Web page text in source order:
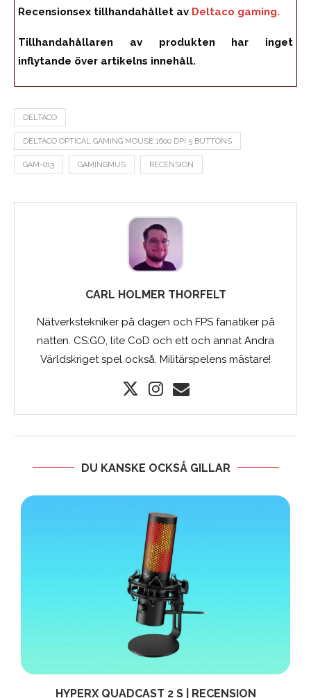
Recensionsex tillhandahållet av Deltaco gaming.
Tillhandahållaren av produkten har inget
inflytande över artikelns innehåll.
DELTACO
DELTACO OPTICAL GAMING MOUSE 1600 DPI 5 BUTTONS
GAM-013 GAMINGMUS RECENSION
CARL HOLMER THORFELT
Nätverkstekniker på dagen och FPS fanatiker på
natten. CS:GO, lite CoD och ett och annat Andra
Världskriget spel också. Militärspelens mästare!
DU KANSKE OCKSÅ GILLAR
HYPERX QUADCAST 2 S | RECENSION